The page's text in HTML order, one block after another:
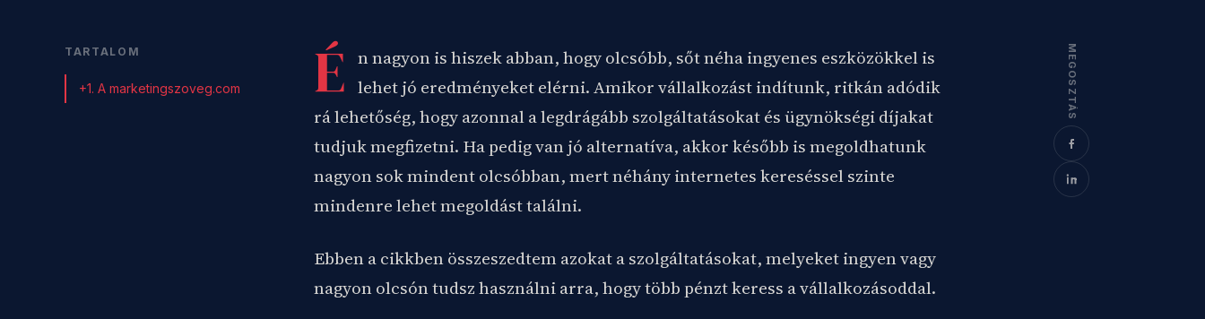
TARTALOM
+1. A marketingszoveg.com É n nagyon is hiszek abban, hogy olcsóbb, sőt néha ingyenes eszközökkel is
lehet jó eredményeket elérni. Amikor vállalkozást indítunk, ritkán adódik
rá lehetőség, hogy azonnal a legdrágább szolgáltatásokat és ügynökségi díjakat
tudjuk megfizetni. Ha pedig van jó alternatíva, akkor később is megoldhatunk
nagyon sok mindent olcsóbban, mert néhány internetes kereséssel szinte
mindenre lehet megoldást találni.
Ebben a cikkben összeszedtem azokat a szolgáltatásokat, melyeket ingyen vagy
nagyon olcsón tudsz használni arra, hogy több pénzt keress a vállalkozásoddal.
MEGOSZTÁS